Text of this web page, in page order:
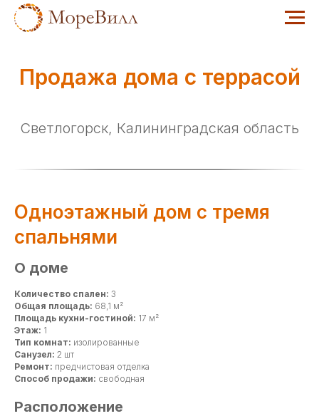
Продажа дома с террасой
Светлогорск, Калининградская область
Одноэтажный дом с тремя
спальнями
О доме
Количество спален: 3
Общая площадь: 68,1 м²
Площадь кухни-гостиной: 17 м²
Этаж: 1
Тип комнат: изолированные
Санузел: 2 шт
Ремонт: предчистовая отделка
Способ продажи: свободная
Расположение